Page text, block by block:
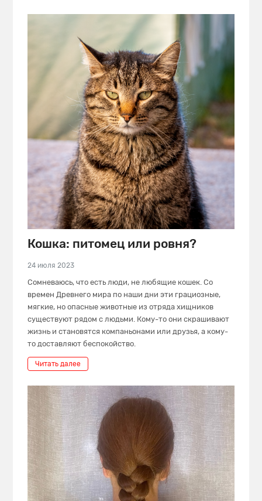
Кошка: питомец или ровня?
24 июля 2023
Сомневаюсь, что есть люди, не любящие кошек. Со
времен Древнего мира по наши дни эти грациозные,
мягкие, но опасные животные из отряда хищников
существуют рядом с людьми. Кому-то они скрашивают
жизнь и становятся компаньонами или друзья, а кому-
то доставляют беспокойство.
Читать далее